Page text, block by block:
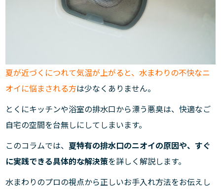
夏が近づくにつれて気温が上がると、水まわりの不快なニ
オイに悩まされる方は少なくありません。
とくにキッチンや浴室の排水口から漂う悪臭は、快適なご
自宅の空間を台無しにしてしまいます。
このコラムでは、 夏特有の排水口のニオイの原因や、すぐ
に実践できる具体的な解決策を詳しく解説します。
水まわりのプロの視点から正しいお手入れ方法をお伝えし